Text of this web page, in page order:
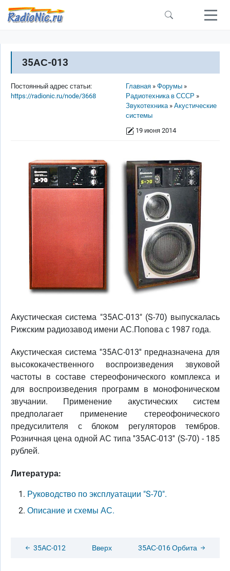
Перейти к основному содержанию
35АС-013
Строка навигации
Главная
Форумы
Радиотехника в СССР
Звукотехника
Акустические
системы
19 июня 2014
Постоянный адрес статьи:
https://radionic.ru/node/3668
Акустическая система "35АС-013" (S-70) выпускалась
Рижским радиозавод имени АС.Попова с 1987 года.
Акустическая система ''35АС-013'' предназначена для
высококачественного воспроизведения звуковой
частоты в составе стереофонического комплекса и
для воспроизведения программ в монофоническом
звучании. Применение акустических систем
предполагает применение стереофонического
предусилителя с блоком регуляторов тембров.
Розничная цена одной АС типа ''35АС-013'' (S-70) - 185
рублей.
Литература:
Руководство по эксплуатации "S-70".
Описание и схемы АС.
35АС-012 Вверх 35АС-016 Орбита